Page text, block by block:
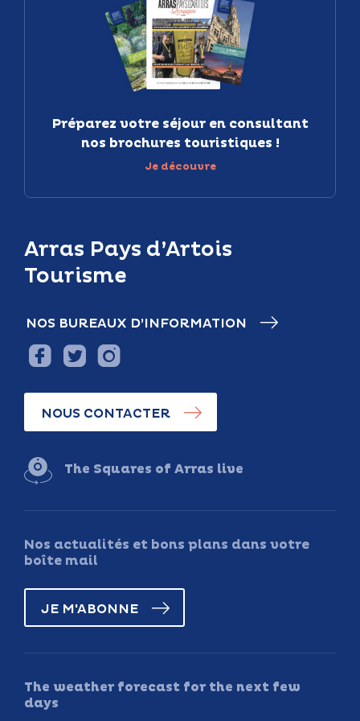
Arras Pays d’Artois
Tourisme
NOS BUREAUX D’INFORMATION
NOUS CONTACTER
The Squares of Arras live
Nos actualités et bons plans dans votre
boîte mail
JE M'ABONNE
The weather forecast for the next few
days
Préparez votre séjour en consultant
nos brochures touristiques !
Je découvre